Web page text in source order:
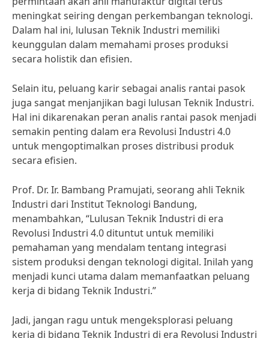
meningkat seiring dengan perkembangan teknologi.
Dalam hal ini, lulusan Teknik Industri memiliki
keunggulan dalam memahami proses produksi
secara holistik dan efisien.
Selain itu, peluang karir sebagai analis rantai pasok
juga sangat menjanjikan bagi lulusan Teknik Industri.
Hal ini dikarenakan peran analis rantai pasok menjadi
semakin penting dalam era Revolusi Industri 4.0
untuk mengoptimalkan proses distribusi produk
secara efisien.
Prof. Dr. Ir. Bambang Pramujati, seorang ahli Teknik
Industri dari Institut Teknologi Bandung,
menambahkan, “Lulusan Teknik Industri di era
Revolusi Industri 4.0 dituntut untuk memiliki
pemahaman yang mendalam tentang integrasi
sistem produksi dengan teknologi digital. Inilah yang
menjadi kunci utama dalam memanfaatkan peluang
kerja di bidang Teknik Industri.”
Jadi, jangan ragu untuk mengeksplorasi peluang
kerja di bidang Teknik Industri di era Revolusi Industri